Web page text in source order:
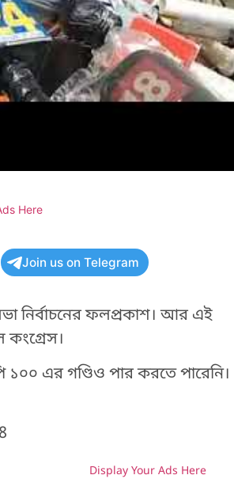
Here
Join us on Telegram
নির্বাচনের ফলপ্রকাশ। আর এই
এর গণ্ডিও পার করতে পারেনি।
Display Your Ads Here